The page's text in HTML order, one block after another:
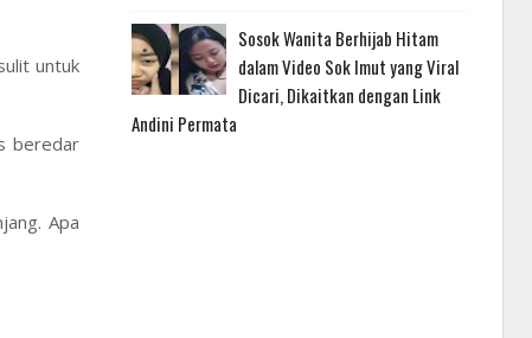
untuk
beredar
Apa
Sosok Wanita Berhijab Hitam
dalam Video Sok Imut yang Viral
Dicari, Dikaitkan dengan Link
Andini Permata